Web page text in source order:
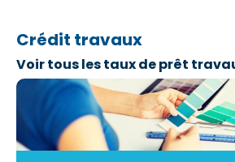
Crédit travaux
Voir tous lestaux de prêt